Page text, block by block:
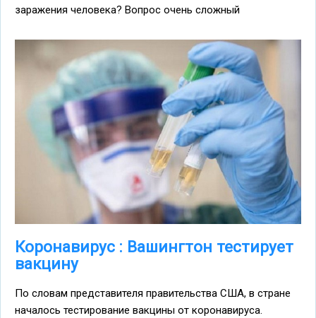
заражения человека? Вопрос очень сложный
Коронавирус : Вашингтон тестирует
вакцину
По словам представителя правительства США, в стране
началось тестирование вакцины от коронавируса.